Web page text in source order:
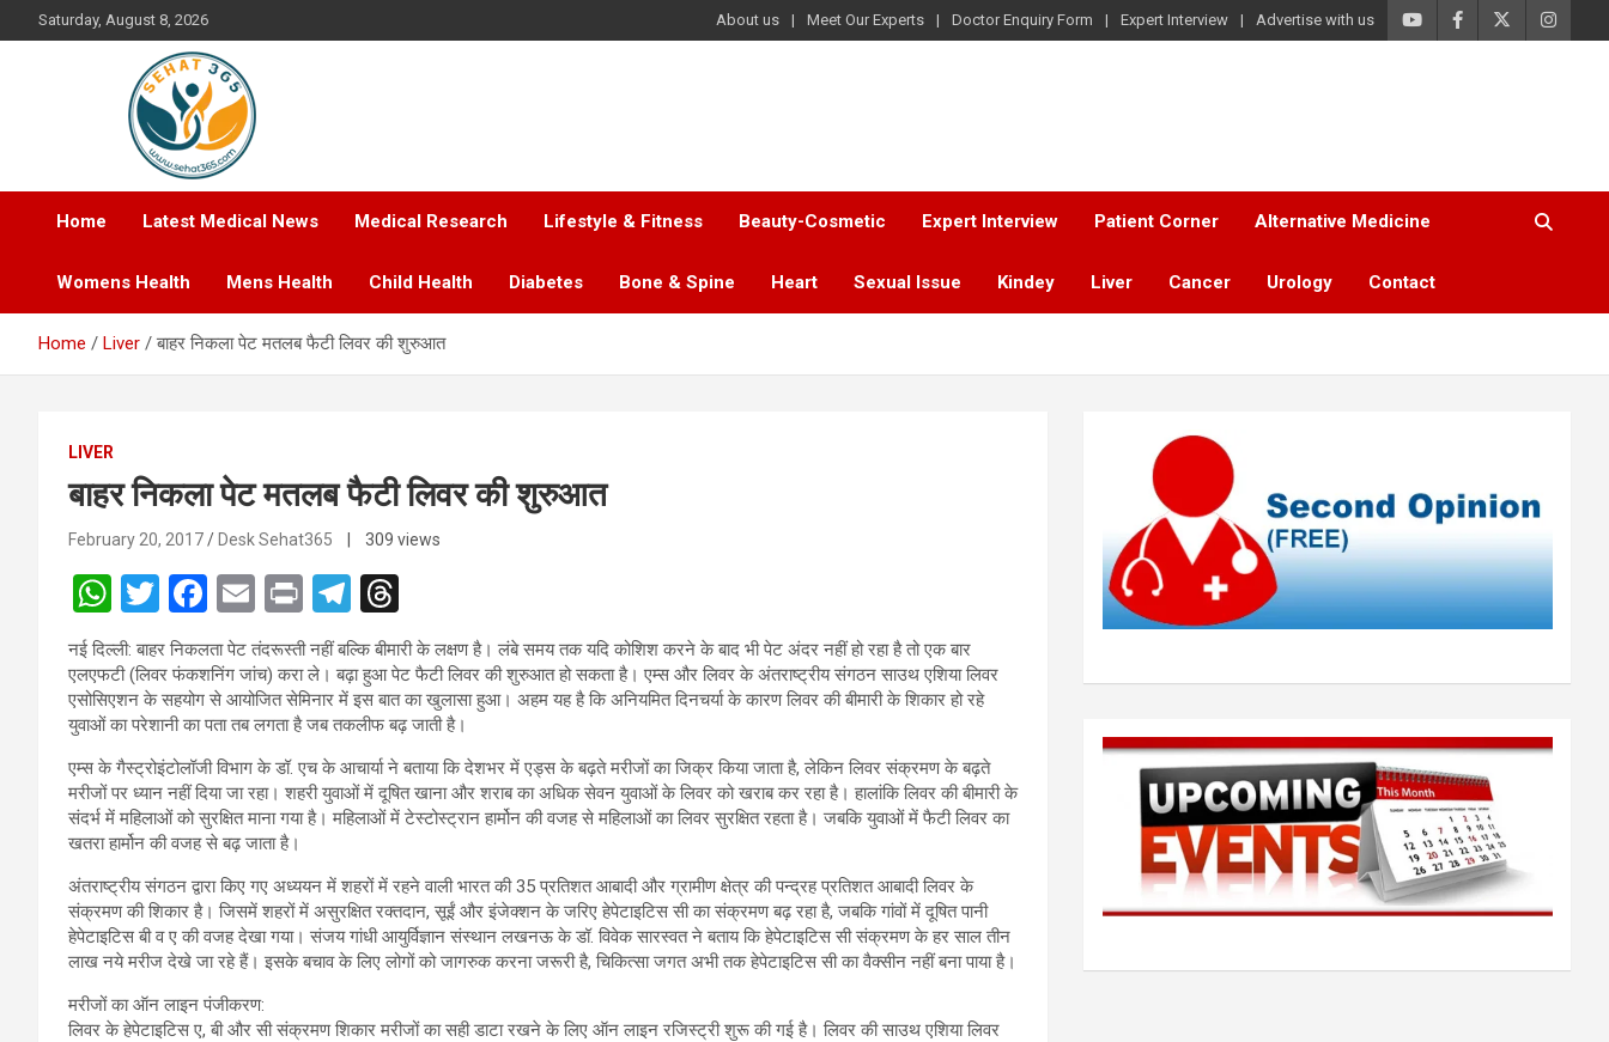
to
Saturday, August 8, 2026 About us Meet Our Experts Doctor Enquiry Form Expert Interview Advertise with us
Sehat365
Your's Complete Health Guide
Home
Latest Medical News Medical Research Lifestyle & Fitness Beauty-Cosmetic Expert Interview Patient Corner Alternative Medicine
Womens Health Mens Health Child Health Diabetes Bone & Spine Heart Sexual Issue Kindey Liver Cancer Urology Contact
Home Liver बाहर निकला पेट मतलब फैटी लिवर की शुरुआत
LIVER
बाहर निकला पेट मतलब फैटी लिवर की शुरुआत
February 20, 2017 Desk Sehat365 | 309 views
W
h
at
s
A
p
p
T
wi
tt
er
F
a
ce
b
o
o
k
E
m
ail
Pr
in
t
T
el
e
gr
a
m
hr
e
a
d
s
नई दिल्ली: बाहर निकलता पेट तंदरूस्ती नहीं बल्कि बीमारी के लक्षण है। लंबे समय तक यदि कोशिश करने के बाद भी पेट अंदर नहीं हो रहा है तो एक बार
एलएफटी (लिवर फंकशनिंग जांच) करा ले। बढ़ा हुआ पेट फैटी लिवर की शुरुआत हो सकता है। एम्स और लिवर के अंतराष्ट्रीय संगठन साउथ एशिया लिवर
एसोसिएशन के सहयोग से आयोजित सेमिनार में इस बात का खुलासा हुआ। अहम यह है कि अनियमित दिनचर्या के कारण लिवर की बीमारी के शिकार हो रहे
युवाओं का परेशानी का पता तब लगता है जब तकलीफ बढ़ जाती है।
एम्स के गैस्ट्रोइंटोलॉजी विभाग के डॉ. एच के आचार्या ने बताया कि देशभर में एड्स के बढ़ते मरीजों का जिक्र किया जाता है, लेकिन लिवर संक्रमण के बढ़ते
मरीजों पर ध्यान नहीं दिया जा रहा। शहरी युवाओं में दूषित खाना और शराब का अधिक सेवन युवाओं के लिवर को खराब कर रहा है। हालांकि लिवर की बीमारी के
संदर्भ में महिलाओं को सुरक्षित माना गया है। महिलाओं में टेस्टोस्ट्रान हार्मोन की वजह से महिलाओं का लिवर सुरक्षित रहता है। जबकि युवाओं में फैटी लिवर का
खतरा हार्मोन की वजह से बढ़ जाता है।
अंतराष्ट्रीय संगठन द्वारा किए गए अध्ययन में शहरों में रहने वाली भारत की 35 प्रतिशत आबादी और ग्रामीण क्षेत्र की पन्द्रह प्रतिशत आबादी लिवर के
संक्रमण की शिकार है। जिसमें शहरों में असुरक्षित रक्तदान, सूईं और इंजेक्शन के जरिए हेपेटाइटिस सी का संक्रमण बढ़ रहा है, जबकि गांवों में दूषित पानी
हेपेटाइटिस बी व ए की वजह देखा गया। संजय गांधी आयुर्विज्ञान संस्थान लखनऊ के डॉ. विवेक सारस्वत ने बताय कि हेपेटाइटिस सी संक्रमण के हर साल तीन
लाख नये मरीज देखे जा रहे हैं। इसके बचाव के लिए लोगों को जागरुक करना जरूरी है, चिकित्सा जगत अभी तक हेपेटाइटिस सी का वैक्सीन नहीं बना पाया है।
मरीजों का ऑन लाइन पंजीकरण:
लिवर के हेपेटाइटिस ए, बी और सी संक्रमण शिकार मरीजों का सही डाटा रखने के लिए ऑन लाइन रजिस्ट्री शुरू की गई है। लिवर की साउथ एशिया लिवर